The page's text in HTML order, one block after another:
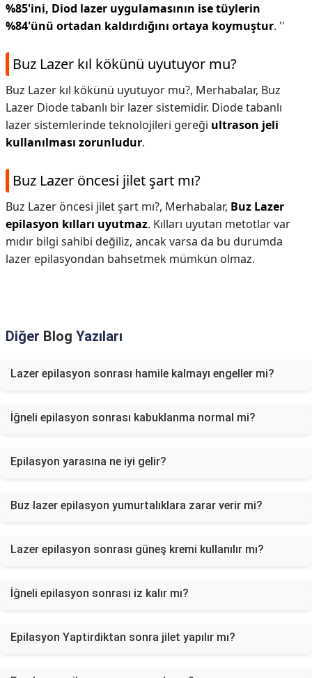
%85'ini, Diod lazer uygulamasının ise tüylerin
%84'ünü ortadan kaldırdığını ortaya koymuştur. ''
Buz Lazer kıl kökünü uyutuyor mu?
Buz Lazer kıl kökünü uyutuyor mu?, Merhabalar, Buz
Lazer Diode tabanlı bir lazer sistemidir. Diode tabanlı
lazer sistemlerinde teknolojileri gereği ultrason jeli
kullanılması zorunludur.
Buz Lazer öncesi jilet şart mı?
Buz Lazer öncesi jilet şart mı?, Merhabalar, Buz Lazer
epilasyon kılları uyutmaz. Kılları uyutan metotlar var
mıdır bilgi sahibi değiliz, ancak varsa da bu durumda
lazer epilasyondan bahsetmek mümkün olmaz.
Diğer Blog Yazıları
Lazer epilasyon sonrası hamile kalmayı engeller mi?
İğneli epilasyon sonrası kabuklanma normal mi?
Epilasyon yarasına ne iyi gelir?
Buz lazer epilasyon yumurtalıklara zarar verir mi?
Lazer epilasyon sonrası güneş kremi kullanılır mı?
İğneli epilasyon sonrası iz kalır mı?
Epilasyon Yaptirdiktan sonra jilet yapılır mı?